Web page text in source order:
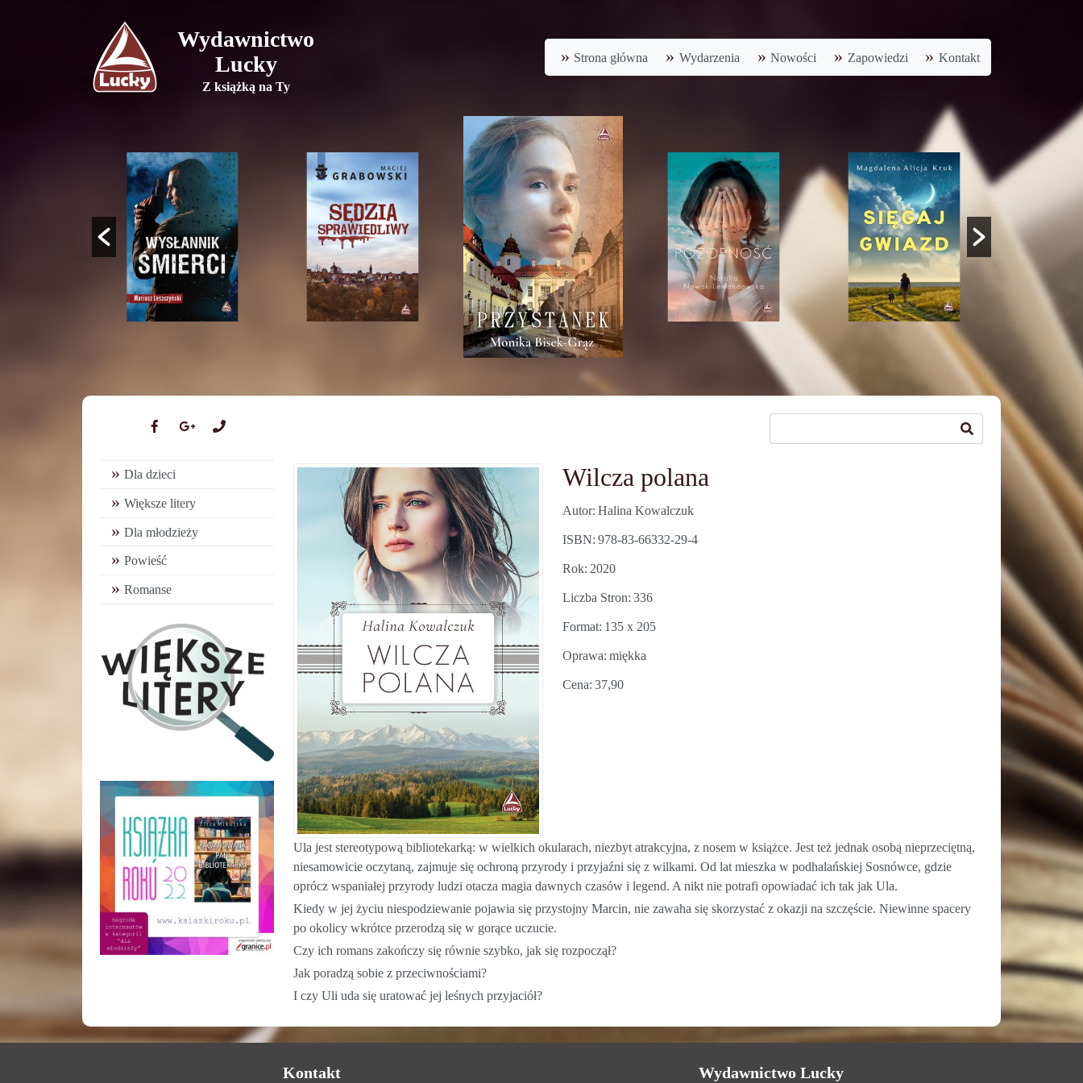
Wydawnictwo
Lucky
Z książką na Ty
Strona główna Wydarzenia Nowości Zapowiedzi Kontakt
Dla dzieci
Większe litery
Dla młodzieży
Powieść
Romanse
Wilcza polana
Autor Halina Kowalczuk
ISBN 978-83-66332-29-4
Rok 2020
Liczba Stron 336
Format 135 x 205
Oprawa miękka
Cena 37,90
Ula jest stereotypową bibliotekarką: w wielkich okularach, niezbyt atrakcyjna, z nosem w książce. Jest też jednak osobą nieprzeciętną,
niesamowicie oczytaną, zajmuje się ochroną przyrody i przyjaźni się z wilkami. Od lat mieszka w podhalańskiej Sosnówce, gdzie
oprócz wspaniałej przyrody ludzi otacza magia dawnych czasów i legend. A nikt nie potrafi opowiadać ich tak jak Ula.
Kiedy w jej życiu niespodziewanie pojawia się przystojny Marcin, nie zawaha się skorzystać z okazji na szczęście. Niewinne spacery
po okolicy wkrótce przerodzą się w gorące uczucie.
Czy ich romans zakończy się równie szybko, jak się rozpoczął?
Jak poradzą sobie z przeciwnościami?
I czy Uli uda się uratować jej leśnych przyjaciół?
Kontakt Wydawnictwo Lucky